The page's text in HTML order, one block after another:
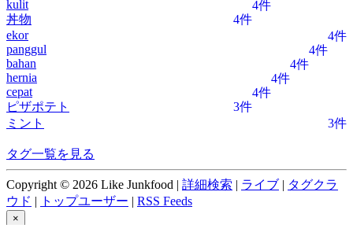
kulit
4件
丼物
4件
ekor
4件
panggul
4件
bahan
4件
hernia
4件
cepat
4件
ピザポテト
3件
ミント
3件
タグ一覧を見る
Copyright © 2026 Like Junkfood | 詳細検索 | ライブ | タグクラ
ウド | トップユーザー | RSS Feeds
×